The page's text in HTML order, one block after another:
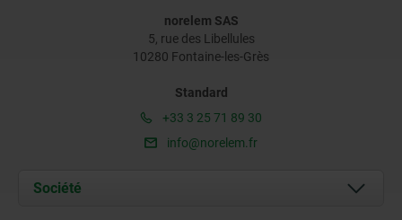
norelem SAS
5, rue des Libellules
10280 Fontaine-les-Grès
Standard
+33 3 25 71 89 30
info@norelem.fr
Société